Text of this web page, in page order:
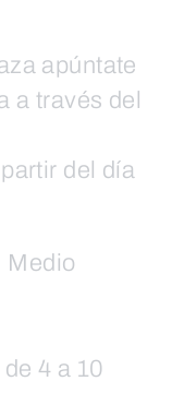
apúntate
a través del
del día
Medio
4 a 10